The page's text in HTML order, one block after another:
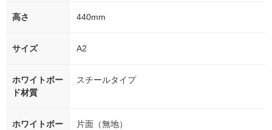
高さ 440mm
サイズ A2
ホワイトボー
ド材質
スチールタイプ
ホワイトボー
片面（無地）